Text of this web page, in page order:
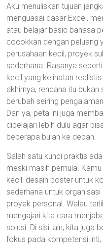
Aku menuliskan tujuan
menguasai dasar Excel,
atau belajar basic bahasa
cocokkan dengan peluang
perusahaan kecil, proyek
sederhana. Rasanya
kecil yang kelihatan
akhirnya, rencana itu
berubah seiring
Dan ya, peta ini juga
dipelajari lebih dulu agar
beberapa bulan ke depan.
Salah satu kunci praktis
meski masih pemula.
kecil: desain poster untuk
sederhana untuk
proyek personal. Walau
mengajari kita cara
solusi. Di sisi lain, kita juga
fokus pada kompetensi